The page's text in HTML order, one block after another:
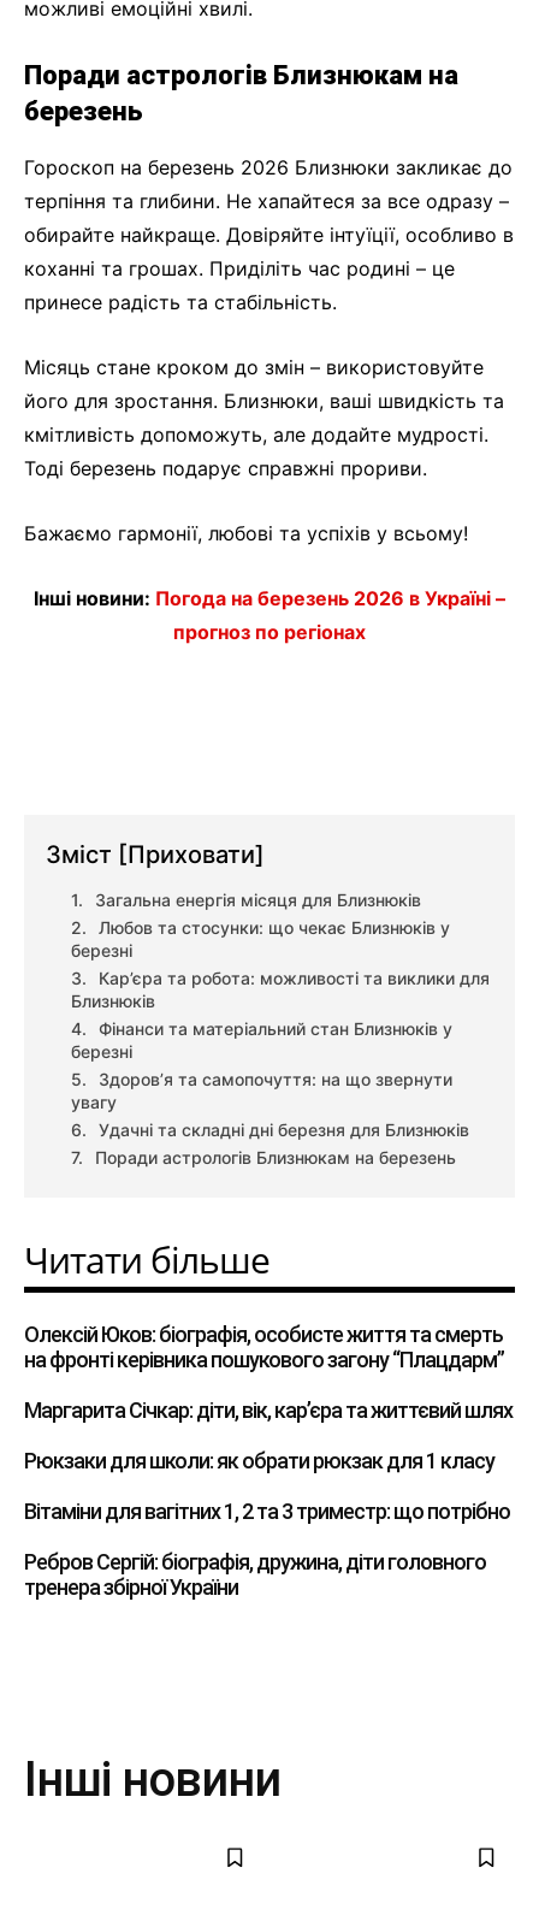
можливі емоційні хвилі.
Поради астрологів Близнюкам на
березень
Гороскоп на березень 2026 Близнюки закликає до
терпіння та глибини. Не хапайтеся за все одразу –
обирайте найкраще. Довіряйте інтуїції, особливо в
коханні та грошах. Приділіть час родині – це
принесе радість та стабільність.
Місяць стане кроком до змін – використовуйте
його для зростання. Близнюки, ваші швидкість та
кмітливість допоможуть, але додайте мудрості.
Тоді березень подарує справжні прориви.
Бажаємо гармонії, любові та успіхів у всьому!
Інші новини: Погода на березень 2026 в Україні –
прогноз по регіонах
Зміст [Приховати]
Загальна енергія місяця для Близнюків
Любов та стосунки: що чекає Близнюків у
березні
Кар’єра та робота: можливості та виклики для
Близнюків
Фінанси та матеріальний стан Близнюків у
березні
Здоров’я та самопочуття: на що звернути
увагу
Удачні та складні дні березня для Близнюків
Поради астрологів Близнюкам на березень
Читати більше
Олексій Юков: біографія, особисте життя та смерть
на фронті керівника пошукового загону “Плацдарм”
Маргарита Січкар: діти, вік, кар’єра та життєвий шлях
Рюкзаки для школи: як обрати рюкзак для 1 класу
Вітаміни для вагітних 1, 2 та 3 триместр: що потрібно
Ребров Сергій: біографія, дружина, діти головного
тренера збірної України
Інші новини